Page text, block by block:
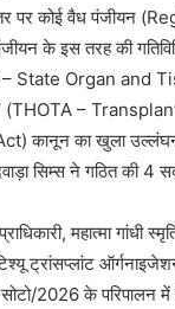
पर कोई वैध पंजीयन
के इस तरह की
– State Organ and
(THOTA –
कानून का खुला
सिम्स ने गठित की 4
महात्मा गांधी
ट्रांसप्लांट
2026 के परिपालन में